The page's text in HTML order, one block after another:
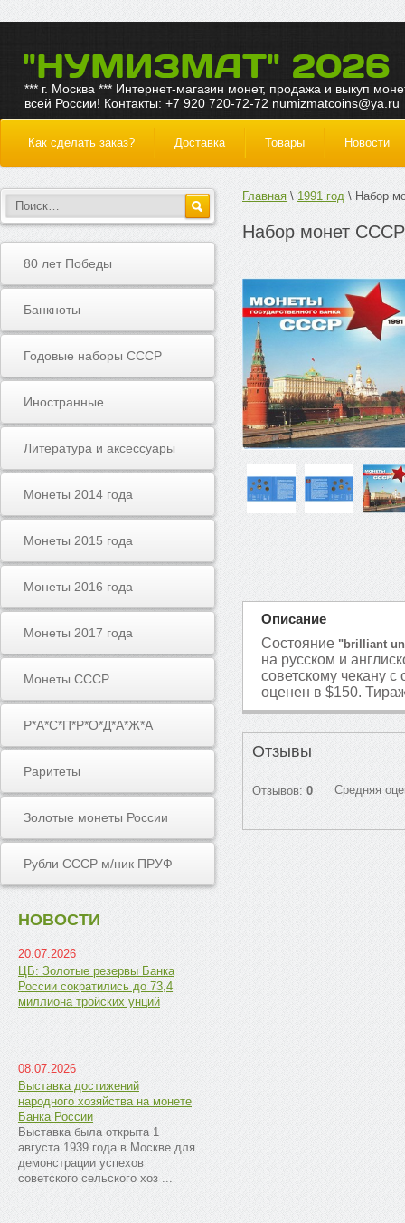
"НУМИЗМАТ" 2026
*** г. Москва *** Интернет-магазин монет, продажа и выкуп
всей России! Контакты: +7 920 720-72-72 numizmatcoins@ya.ru
Как сделать заказ? Доставка Товары Новости
80 лет Победы
Банкноты
Годовые наборы СССР
Иностранные
Литература и аксессуары
Монеты 2014 года
Монеты 2015 года
Монеты 2016 года
Монеты 2017 года
Монеты СССР
Р*А*С*П*Р*О*Д*А*Ж*А
Раритеты
Золотые монеты России
Рубли СССР м/ник ПРУФ
НОВОСТИ
20.07.2026
ЦБ: Золотые резервы Банка
России сократились до 73,4
миллиона тройских унций
08.07.2026
Выставка достижений
народного хозяйства на монете
Банка России
Выставка была открыта 1
августа 1939 года в Москве для
демонстрации успехов
советского сельского хоз ...
Главная 1991 год Набор
Набор монет
Описание
Состояние "brilliant
на русском и
советскому чекану
оценен в $150.
Отзывы
Отзывов: 0 Средняя